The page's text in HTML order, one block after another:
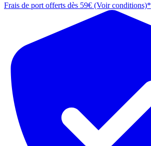
Frais de port offerts dès 59€ (Voir conditions)*